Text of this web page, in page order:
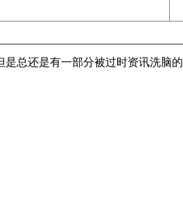
总还是有一部分被过时资讯洗脑